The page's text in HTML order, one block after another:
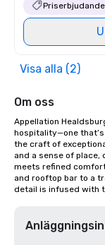
Visa alla (2)
Om oss
Appellation
hospitality—one
the craft of
and a sense of
meets refined
and rooftop bar to a
detail is infused with